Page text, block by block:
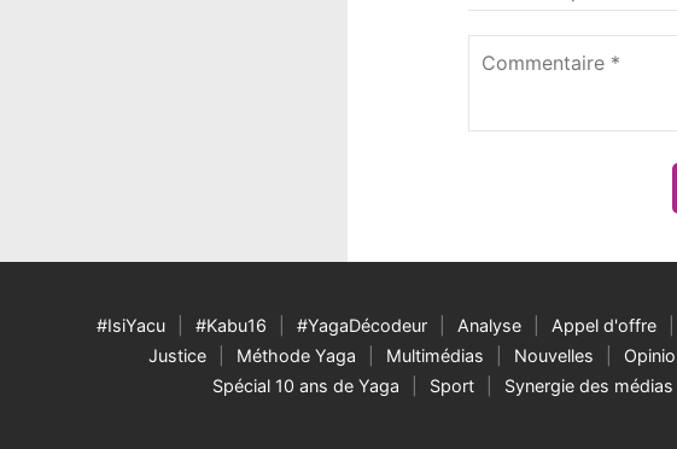
nom*
#IsiYacu #Kabu16 #YagaDécodeur Analyse Appel d'offre
Justice
Méthode Yaga Multimédias Nouvelles
Spécial 10 ans de Yaga
Sport Synergie des médias